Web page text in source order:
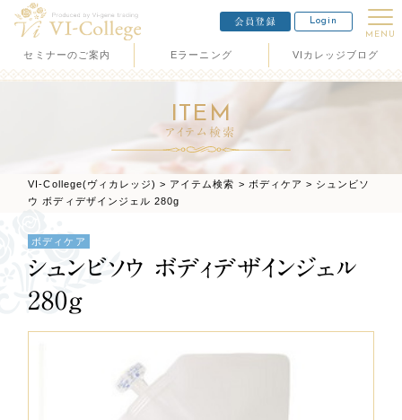
会員登録 Login
MENU
セミナーのご案内 Eラーニング VIカレッジブログ
ITEM
アイテム検索
VI-College(ヴィカレッジ) > アイテム検索 > ボディケア > シュンビソ
ウ ボディデザインジェル 280g
ボディケア
シュンビソウ ボディデザインジェル
280g